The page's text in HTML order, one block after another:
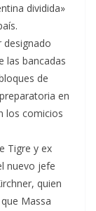
dividida»
las bancadas
de
en
los comicios
Tigre y ex
nuevo jefe
quien
Massa